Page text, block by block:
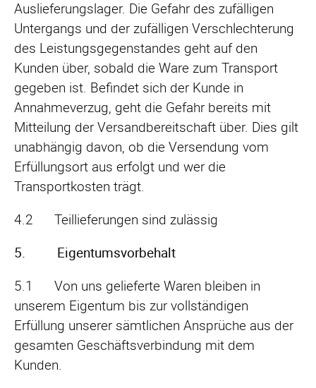
Auslieferungslager. Die Gefahr des zufälligen
Untergangs und der zufälligen Verschlechterung
des Leistungsgegenstandes geht auf den
Kunden über, sobald die Ware zum Transport
gegeben ist. Befindet sich der Kunde in
Annahmeverzug, geht die Gefahr bereits mit
Mitteilung der Versandbereitschaft über. Dies gilt
unabhängig davon, ob die Versendung vom
Erfüllungsort aus erfolgt und wer die
Transportkosten trägt.
4.2 Teillieferungen sind zulässig
5. Eigentumsvorbehalt
5.1 Von uns gelieferte Waren bleiben in
unserem Eigentum bis zur vollständigen
Erfüllung unserer sämtlichen Ansprüche aus der
gesamten Geschäftsverbindung mit dem
Kunden.